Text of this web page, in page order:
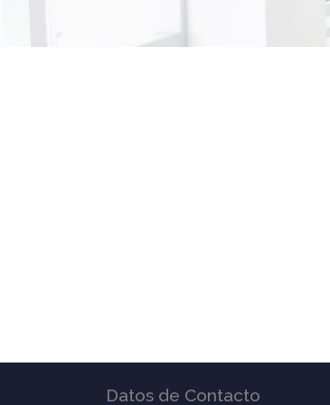
Datos de Contacto